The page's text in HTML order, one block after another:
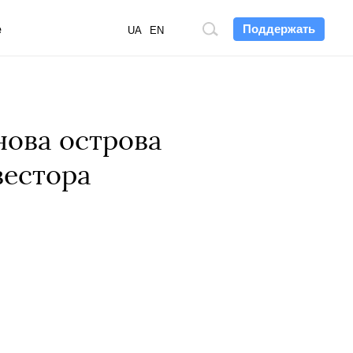
Поддержать
Поиск
UA EN
острова